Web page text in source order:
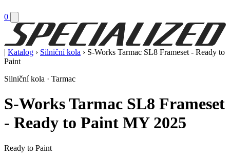
0
| Katalog › Silniční kola › S-Works Tarmac SL8 Frameset - Ready to
Paint
Silniční kola · Tarmac
S-Works Tarmac SL8 Frameset
- Ready to Paint MY 2025
Ready to Paint